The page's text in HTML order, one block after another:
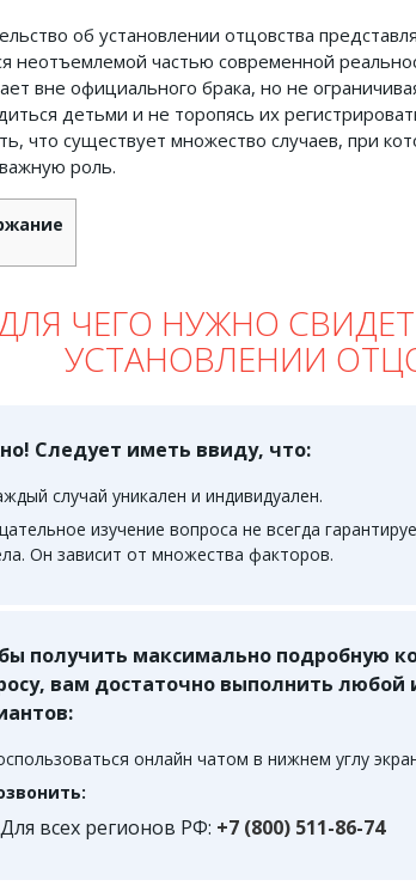
об установлении отцовства
неотъемлемой частью современной
вне официального брака, но не
детьми и не торопясь их
что существует множество случаев, при
роль.
ЧЕГО НУЖНО
УСТАНОВЛЕНИИ
Следует иметь ввиду, что:
случай уникален и индивидуален.
изучение вопроса не всегда
Он зависит от множества факторов.
получить максимально подробную
вам достаточно выполнить
онлайн чатом в нижнем углу
Для всех регионов РФ: +7 (800) 511-86-74